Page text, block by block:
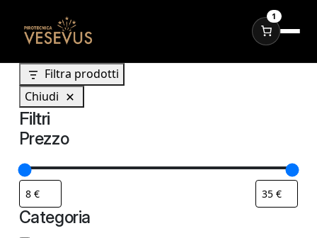
1
Filtra prodotti
Chiudi
Filtri
Prezzo
Categoria